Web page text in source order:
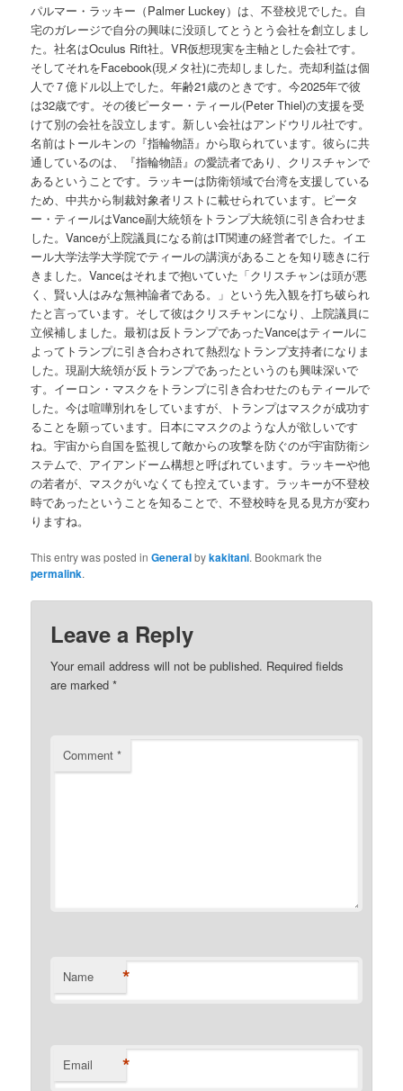
パルマー・ラッキー（Palmer Luckey）は、不登校児でした。自
宅のガレージで自分の興味に没頭してとうとう会社を創立しまし
た。社名はOculus Rift社。VR仮想現実を主軸とした会社です。
そしてそれをFacebook(現メタ社)に売却しました。売却利益は個
人で７億ドル以上でした。年齢21歳のときです。今2025年で彼
は32歳です。その後ピーター・ティール(Peter Thiel)の支援を受
けて別の会社を設立します。新しい会社はアンドウリル社です。
名前はトールキンの『指輪物語』から取られています。彼らに共
通しているのは、『指輪物語』の愛読者であり、クリスチャンで
あるということです。ラッキーは防衛領域で台湾を支援している
ため、中共から制裁対象者リストに載せられています。ピータ
ー・ティールはVance副大統領をトランプ大統領に引き合わせま
した。Vanceが上院議員になる前はIT関連の経営者でした。イエ
ール大学法学大学院でティールの講演があることを知り聴きに行
きました。Vanceはそれまで抱いていた「クリスチャンは頭が悪
く、賢い人はみな無神論者である。」という先入観を打ち破られ
たと言っています。そして彼はクリスチャンになり、上院議員に
立候補しました。最初は反トランプであったVanceはティールに
よってトランプに引き合わされて熱烈なトランプ支持者になりま
した。現副大統領が反トランプであったというのも興味深いで
す。イーロン・マスクをトランプに引き合わせたのもティールで
した。今は喧嘩別れをしていますが、トランプはマスクが成功す
ることを願っています。日本にマスクのような人が欲しいです
ね。宇宙から自国を監視して敵からの攻撃を防ぐのが宇宙防衛シ
ステムで、アイアンドーム構想と呼ばれています。ラッキーや他
の若者が、マスクがいなくても控えています。ラッキーが不登校
時であったということを知ることで、不登校時を見る見方が変わ
りますね。
This entry was posted inGeneralbykakitani. Bookmark the
permalink.
Leave a Reply
Your email address will not be published. Required fields
are marked*
Comment*
Name *
Email *